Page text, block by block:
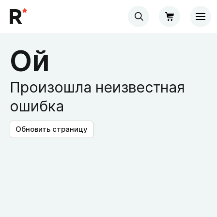
Ой
Произошла неизвестная
ошибка
Обновить страницу